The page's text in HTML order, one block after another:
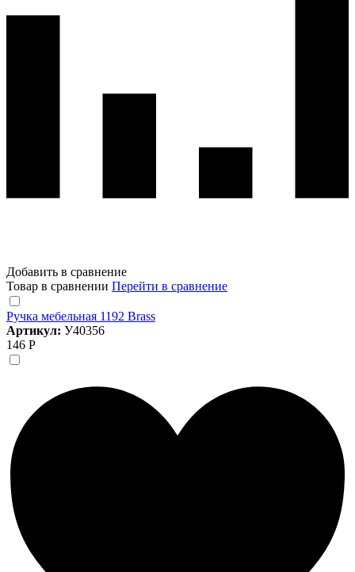
Добавить в сравнение
Товар в сравнении Перейти в сравнение
Ручка мебельная 1192 Brass
Артикул: У40356
146 Р